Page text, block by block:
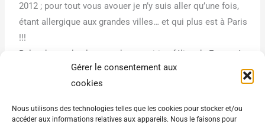
Gérer le consentement aux
cookies
Nous utilisons des technologies telles que les cookies pour stocker et/ou
accéder aux informations relatives aux appareils. Nous le faisons pour
2012 ; pour tout vous avouer je n’y suis aller qu’une fois,
étant allergique aux grandes villes… et qui plus est à Paris
!!!
Baltard reste la plus grande exposition féline de France à
ce jour, et il est clair qu’on y croise de petites merveilles
dans les pays nordiques, où les expos avec plus de 500